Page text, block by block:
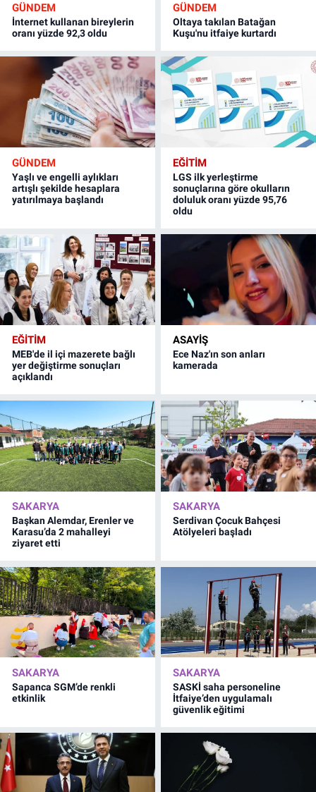
GÜNDEM
İnternet kullanan bireylerin
oranı yüzde 92,3 oldu
GÜNDEM
Oltaya takılan Batağan
Kuşu'nu itfaiye kurtardı
GÜNDEM
Yaşlı ve engelli aylıkları
artışlı şekilde hesaplara
yatırılmaya başlandı
EĞİTİM
LGS ilk yerleştirme
sonuçlarına göre okulların
doluluk oranı yüzde 95,76
oldu
EĞİTİM
MEB'de il içi mazerete bağlı
yer değiştirme sonuçları
açıklandı
ASAYİŞ
Ece Naz'ın son anları
kamerada
SAKARYA
Başkan Alemdar, Erenler ve
Karasu’da 2 mahalleyi
ziyaret etti
SAKARYA
Serdivan Çocuk Bahçesi
Atölyeleri başladı
SAKARYA
Sapanca SGM’de renkli
etkinlik
SAKARYA
SASKİ saha personeline
İtfaiye’den uygulamalı
güvenlik eğitimi